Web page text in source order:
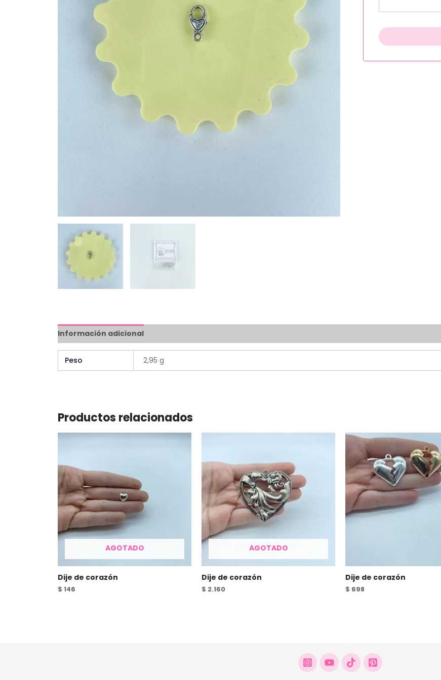
Información adicional
Peso 2,95 g
Productos relacionados
AGOTADO
Dije de corazón
$ 146
AGOTADO
Dije de corazón
$ 2.160
Dije de corazón
$ 698